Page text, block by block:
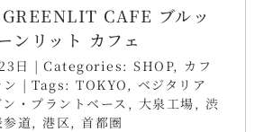
CAFE ブルッ
ンリット カフェ
日 | Categories: SHOP, カフ
| Tags: TOKYO , ベジタリア
・プラントベース , 大泉工場 , 渋
道, 港区 , 首都圏